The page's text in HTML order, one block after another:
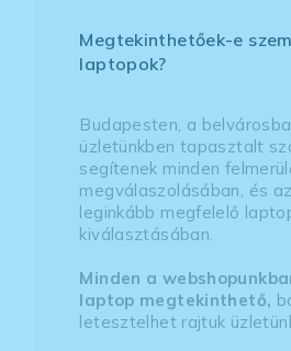
Megtekinthetőek-e
laptopok?
Budapesten, a
üzletünkben tapasztalt
segítenek minden
megválaszolásában, és
leginkább megfelelő
kiválasztásában.
Minden a
laptop megtekinthető,
letesztelhet rajtuk